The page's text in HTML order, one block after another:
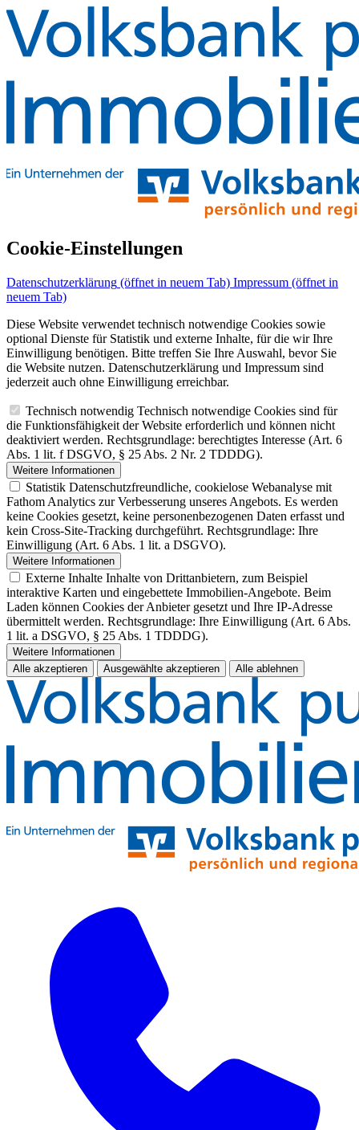
Cookie-Einstellungen
Datenschutzerklärung (öffnet in neuem Tab) Impressum (öffnet in
neuem Tab)
Diese Website verwendet technisch notwendige Cookies sowie
optional Dienste für Statistik und externe Inhalte, für die wir Ihre
Einwilligung benötigen. Bitte treffen Sie Ihre Auswahl, bevor Sie
die Website nutzen. Datenschutzerklärung und Impressum sind
jederzeit auch ohne Einwilligung erreichbar.
Technisch notwendig Technisch notwendige Cookies sind für
die Funktionsfähigkeit der Website erforderlich und können nicht
deaktiviert werden. Rechtsgrundlage: berechtigtes Interesse (Art. 6
Abs. 1 lit. f DSGVO, § 25 Abs. 2 Nr. 2 TDDDG).
Weitere Informationen
Statistik Datenschutzfreundliche, cookielose Webanalyse mit
Fathom Analytics zur Verbesserung unseres Angebots. Es werden
keine Cookies gesetzt, keine personenbezogenen Daten erfasst und
kein Cross-Site-Tracking durchgeführt. Rechtsgrundlage: Ihre
Einwilligung (Art. 6 Abs. 1 lit. a DSGVO).
Weitere Informationen
Externe Inhalte Inhalte von Drittanbietern, zum Beispiel
interaktive Karten und eingebettete Immobilien-Angebote. Beim
Laden können Cookies der Anbieter gesetzt und Ihre IP-Adresse
übermittelt werden. Rechtsgrundlage: Ihre Einwilligung (Art. 6 Abs.
1 lit. a DSGVO, § 25 Abs. 1 TDDDG).
Weitere Informationen
Alle akzeptieren
Ausgewählte akzeptieren Alle ablehnen